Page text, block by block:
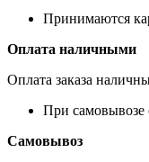
Принимаются
Оплата наличными
Оплата заказа
При самовывозе
Самовывоз